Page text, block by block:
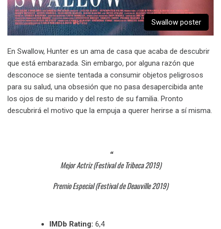
Swallow poster
En Swallow, Hunter es un ama de casa que acaba de descubrir
que está embarazada. Sin embargo, por alguna razón que
desconoce se siente tentada a consumir objetos peligrosos
para su salud, una obsesión que no pasa desapercibida ante
los ojos de su marido y del resto de su familia. Pronto
descubrirá el motivo que la empuja a querer herirse a sí misma.
Mejor Actriz (Festival de Tribeca 2019)
Premio Especial (Festival de Deauville 2019)
IMDb Rating: 6,4